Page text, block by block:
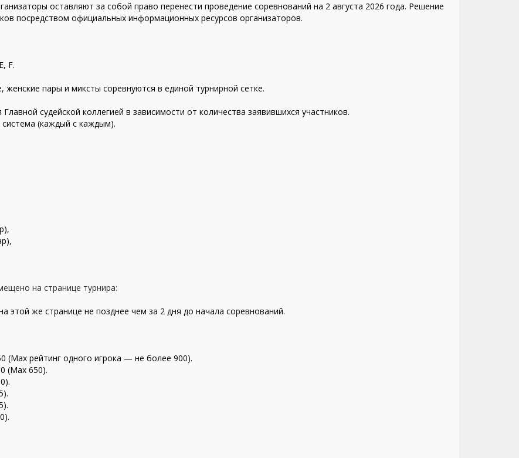
оставляют за собой право перенести проведение соревнований на 2 августа 2026 года. Решение
посредством официальных информационных ресурсов организаторов.
F.
пары и миксты соревнуются в единой турнирной сетке.
судейской коллегией в зависимости от количества заявившихся участников.
(каждый с каждым).
,
на странице турнира:
этой же странице не позднее чем за 2 дня до начала соревнований.
(Max рейтинг одного игрока — не более 900).
(Max 650).
).